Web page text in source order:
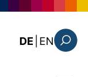
DE EN: this